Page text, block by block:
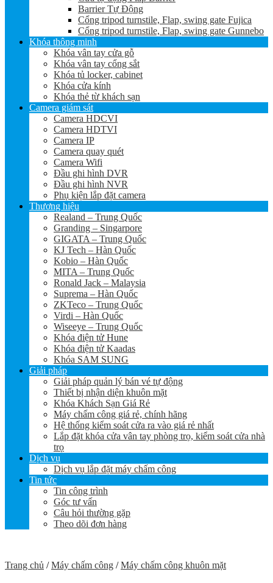
Barrier Tự Động
Cổng tripod turnstile, Flap, swing gate Fujica
Cổng tripod turnstile, Flap, swing gate Gunnebo
Khóa thông minh
Khóa vân tay cửa gỗ
Khóa vân tay cổng sắt
Khóa tủ locker, cabinet
Khóa cửa kính
Khóa thẻ từ khách sạn
Camera giám sát
Camera HDCVI
Camera HDTVI
Camera IP
Camera quay quét
Camera Wifi
Đầu ghi hình DVR
Đầu ghi hình NVR
Phụ kiện lắp đặt camera
Thương hiệu
Realand – Trung Quốc
Granding – Singarpore
GIGATA – Trung Quốc
KJ Tech – Hàn Quốc
Kobio – Hàn Quốc
MITA – Trung Quốc
Ronald Jack – Malaysia
Suprema – Hàn Quốc
ZKTeco – Trung Quốc
Virdi – Hàn Quốc
Wiseeye – Trung Quốc
Khóa điện tử Hune
Khóa điện tử Kaadas
Khóa SAM SUNG
Giải pháp
Giải pháp quản lý bán vé tự động
Thiết bị nhận diện khuôn mặt
Khóa Khách Sạn Giá Rẻ
Máy chấm công giá rẻ, chính hãng
Hệ thống kiểm soát cửa ra vào giá rẻ nhất
Lắp đặt khóa cửa vân tay phòng trọ, kiểm soát cửa nhà
trọ
Dịch vụ
Dịch vụ lắp đặt máy chấm công
Tin tức
Tin công trình
Góc tư vấn
Câu hỏi thường gặp
Theo dõi đơn hàng
Trang chủ / Máy chấm công / Máy chấm công khuôn mặt